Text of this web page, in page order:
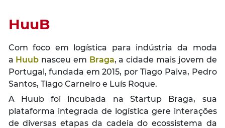
HuuB
Com foco em logística para indústria da moda
a Huub nasceu em Braga, a cidade mais jovem de
Portugal, fundada em 2015, por Tiago Paiva, Pedro
Santos, Tiago Carneiro e Luís Roque.
A Huub foi incubada na Startup Braga, sua
plataforma integrada de logística gere interações
de diversas etapas da cadeia do ecossistema da